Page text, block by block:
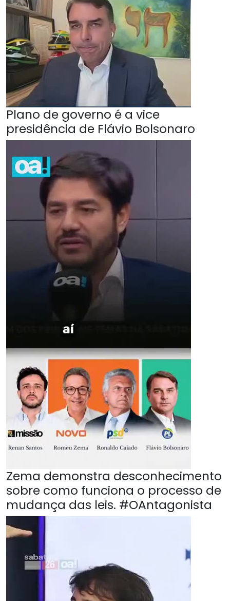
Plano de governo é a vice
presidência de Flávio Bolsonaro
Zema demonstra desconhecimento
sobre como funciona o processo de
mudança das leis. #OAntagonista